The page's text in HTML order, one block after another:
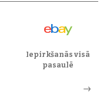
Iepirkšanās visā
pasaulē